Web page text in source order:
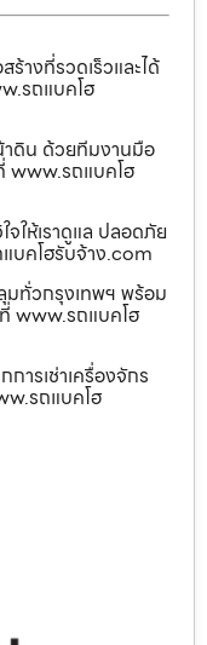
างที่รวดเร็วและได้
รถแบคโฮ
ดิน ด้วยทีมงานมือ
www.รถแบคโฮ
ให้เราดูแล ปลอดภัย
แบคโฮรับจ้าง.com
ทั่วกรุงเทพฯ พร้อม
www.รถแบคโฮ
ารเช่าเครื่องจักร
รถแบคโฮ